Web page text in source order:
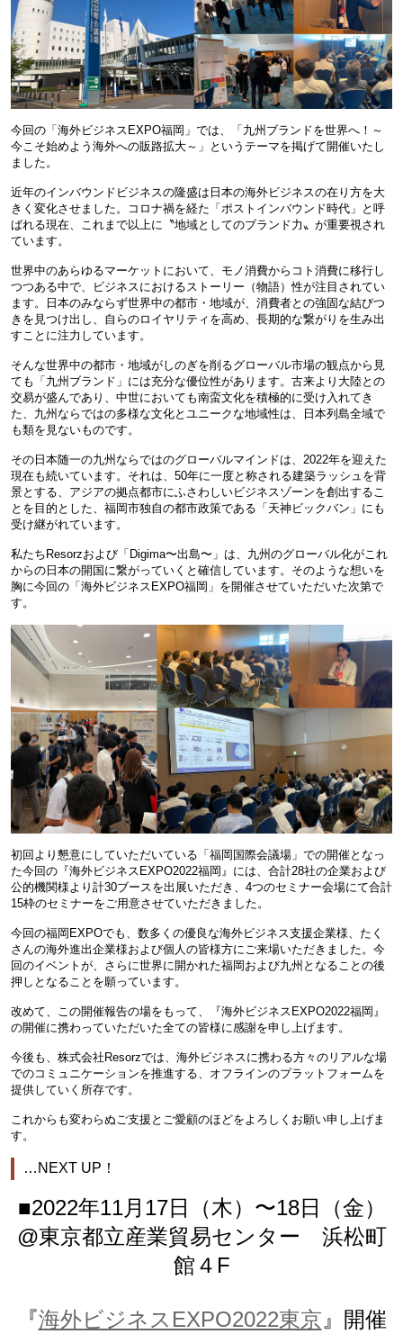
今回の「海外ビジネスEXPO福岡」では、「九州ブランドを世界へ！～
今こそ始めよう海外への販路拡大～」というテーマを掲げて開催いたし
ました。
近年のインバウンドビジネスの隆盛は日本の海外ビジネスの在り方を大
きく変化させました。コロナ禍を経た「ポストインバウンド時代」と呼
ばれる現在、これまで以上に〝地域としてのブランド力〟が重要視され
ています。
世界中のあらゆるマーケットにおいて、モノ消費からコト消費に移行し
つつある中で、ビジネスにおけるストーリー（物語）性が注目されてい
ます。日本のみならず世界中の都市・地域が、消費者との強固な結びつ
きを見つけ出し、自らのロイヤリティを高め、長期的な繋がりを生み出
すことに注力しています。
そんな世界中の都市・地域がしのぎを削るグローバル市場の観点から見
ても「九州ブランド」には充分な優位性があります。古来より大陸との
交易が盛んであり、中世においても南蛮文化を積極的に受け入れてき
た、九州ならではの多様な文化とユニークな地域性は、日本列島全域で
も類を見ないものです。
その日本随一の九州ならではのグローバルマインドは、2022年を迎えた
現在も続いています。それは、50年に一度と称される建築ラッシュを背
景とする、アジアの拠点都市にふさわしいビジネスゾーンを創出するこ
とを目的とした、福岡市独自の都市政策である「天神ビックバン」にも
受け継がれています。
私たちResorzおよび「Digima〜出島〜」は、九州のグローバル化がこれ
からの日本の開国に繋がっていくと確信しています。そのような想いを
胸に今回の「海外ビジネスEXPO福岡」を開催させていただいた次第で
す。
初回より懇意にしていただいている「福岡国際会議場」での開催となっ
た今回の『海外ビジネスEXPO2022福岡』には、合計28社の企業および
公的機関様より計30ブースを出展いただき、4つのセミナー会場にて合計
15枠のセミナーをご用意させていただきました。
今回の福岡EXPOでも、数多くの優良な海外ビジネス支援企業様、たく
さんの海外進出企業様および個人の皆様方にご来場いただきました。今
回のイベントが、さらに世界に開かれた福岡および九州となることの後
押しとなることを願っています。
改めて、この開催報告の場をもって、『海外ビジネスEXPO2022福岡』
の開催に携わっていただいた全ての皆様に感謝を申し上げます。
今後も、株式会社Resorzでは、海外ビジネスに携わる方々のリアルな場
でのコミュニケーションを推進する、オフラインのプラットフォームを
提供していく所存です。
これからも変わらぬご支援とご愛顧のほどをよろしくお願い申し上げま
す。
…NEXT UP！
■2022年11月17日（木）〜18日（金）
@東京都立産業貿易センター 浜松町
館４F
『海外ビジネスEXPO2022東京 』開催